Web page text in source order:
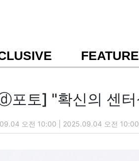
FEATURE
포토] "확신의 센
오전 10:00 | 2025.09.04 오전 10:00